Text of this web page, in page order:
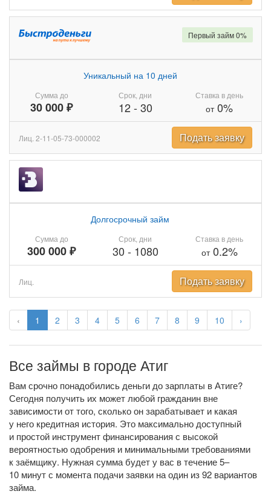
‹ 1 2 3 4 5 6 7 8 9 10 ›
Сумма до
30 000 ₽
Уникальный на 10 дней
Срок, дни
12- 30
Ставка в день
от0%
Первый займ 0%
Лиц. 2-11-05-73-000002 Подать заявку
Сумма до
300 000 ₽
Долгосрочный займ
Срок, дни
30 - 1080
Ставка в день
от0.2%
Лиц. Подать заявку
Все займы в городе Атиг
Вам срочно понадобились деньги до зарплаты в Атиге?
Сегодня получить их может любой гражданин вне
зависимости от того, сколько он зарабатывает и какая
у него кредитная история. Это максимально доступный
и простой инструмент финансирования с высокой
вероятностью одобрения и минимальными требованиями
к заёмщику. Нужная сумма будет у вас в течение 5–
10 минут с момента подачи заявки на один из 92 вариантов
займа.